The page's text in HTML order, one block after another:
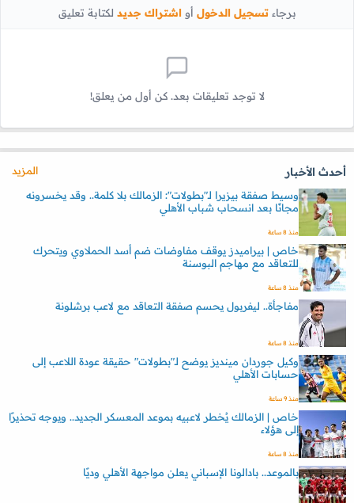
برجاءتسجيل الدخول أواشتراك جديد لكتابة تعليق
لا توجد تعليقات بعد. كن أول من يعلق!
أحدث الأخبار
المزيد
وسيط صفقة بيزيرا لـ"بطولات": الزمالك بلا كلمة.. وقد يخسرونه
مجانًا بعد انسحاب شباب الأهلي
منذ 8 ساعة
خاص | بيراميدز يوقف مفاوضات ضم أسد الحملاوي ويتحرك
للتعاقد مع مهاجم البوسنة
منذ 8 ساعة
مفاجأة.. ليفربول يحسم صفقة التعاقد مع لاعب برشلونة
منذ 8 ساعة
وكيل جوردان مينديز يوضح لـ"بطولات" حقيقة عودة اللاعب إلى
حسابات الأهلي
منذ 9 ساعة
خاص | الزمالك يُخطر لاعبيه بموعد المعسكر الجديد.. ويوجه تحذيرًا
إلى هؤلاء
منذ 8 ساعة
بالموعد.. بادالونا الإسباني يعلن مواجهة الأهلي وديًا